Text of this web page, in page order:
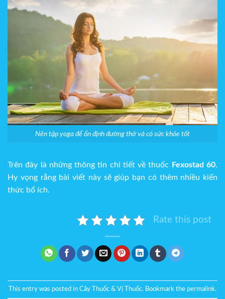
Nên tập yoga để ổn định đường thở và có sức khỏe tốt
Trên đây là những thông tin chi tiết về thuốc Fexostad 60.
Hy vọng rằng bài viết này sẽ giúp bạn có thêm nhiều kiến
thức bổ ích.
Rate this post
This entry was posted in Cây Thuốc & Vị Thuốc. Bookmark the permalink.